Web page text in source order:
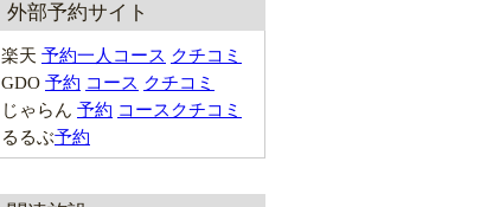
外部予約サイト
楽天 予約一人 コース クチコミ
GDO 予約 コース クチコミ
じゃらん 予約 コースクチコミ
るるぶ予約